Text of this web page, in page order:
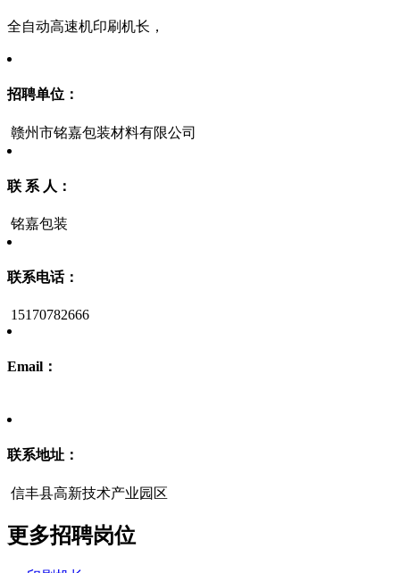
全自动高速机印刷机长，
招聘单位：
赣州市铭嘉包装材料有限公司
联 系 人：
铭嘉包装
联系电话：
15170782666
Email：
联系地址：
信丰县高新技术产业园区
更多招聘岗位